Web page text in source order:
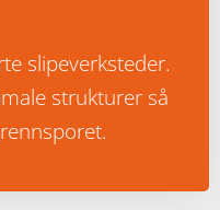
slipeverksteder.
strukturer så